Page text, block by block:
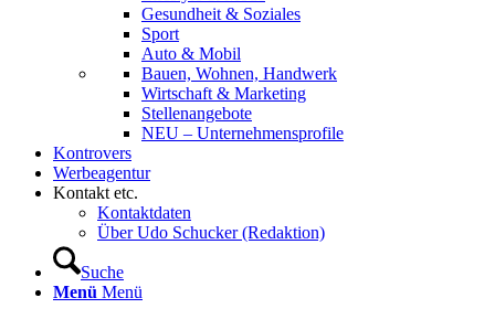
Gesundheit & Soziales
Sport
Auto & Mobil
Bauen, Wohnen, Handwerk
Wirtschaft & Marketing
Stellenangebote
NEU – Unternehmens­profile
Kontrovers
Werbeagentur
Kontakt etc.
Kontaktdaten
Über Udo Schucker (Redaktion)
Suche
Menü Menü